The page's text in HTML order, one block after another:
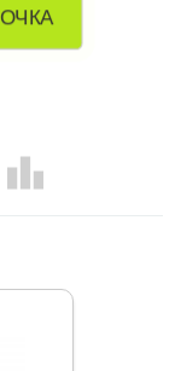
leaderboard